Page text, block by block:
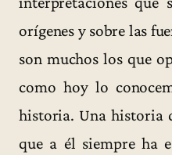
orígenes y sobre las
son muchos los que
como hoy lo
historia. Una historia
que a él siempre ha